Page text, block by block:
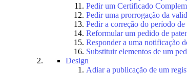
Pedir um Certificado
Pedir uma prorrogação da
Pedir a correção do período
Reformular um pedido de
Responder a uma notificação
Substituir elementos de um
Design
Adiar a publicação de um